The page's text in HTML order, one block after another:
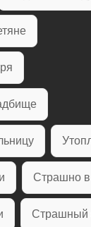
Страшно в
Страшный